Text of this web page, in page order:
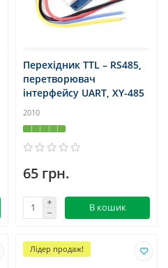
Перехідник TTL – RS485,
перетворювач
інтерфейсу UART, XY-485
2010
65 грн.
В кошик
Лідер продаж!